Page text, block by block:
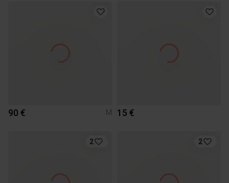
90 € M 15 €
2 2